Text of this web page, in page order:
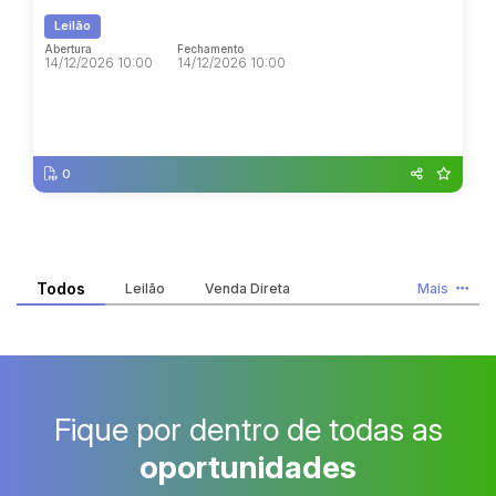
Leilão
Abertura
14/12/2026 10:00
Fechamento
14/12/2026 10:00
0
Todos Leilão Venda Direta Mais
Fique por dentro de todas as
oportunidades